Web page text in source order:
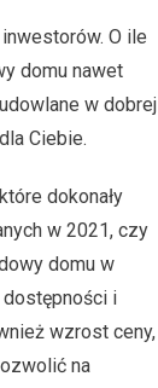
O ile
domu nawet
w dobrej
Ciebie.
dokonały
w 2021, czy
domu w
i
wzrost ceny,
na